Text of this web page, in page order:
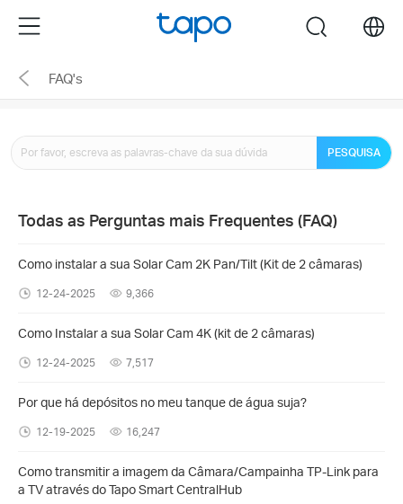
the
navigation
Menu search
FAQ's
PESQUISA
Todas as Perguntas mais Frequentes (FAQ)
Como instalar a sua Solar Cam 2K Pan/Tilt (Kit de 2 câmaras)
12-24-2025 9,366
Como Instalar a sua Solar Cam 4K (kit de 2 câmaras)
12-24-2025 7,517
Por que há depósitos no meu tanque de água suja?
12-19-2025 16,247
Como transmitir a imagem da Câmara/Campainha TP-Link para
a TV através do Tapo Smart CentralHub